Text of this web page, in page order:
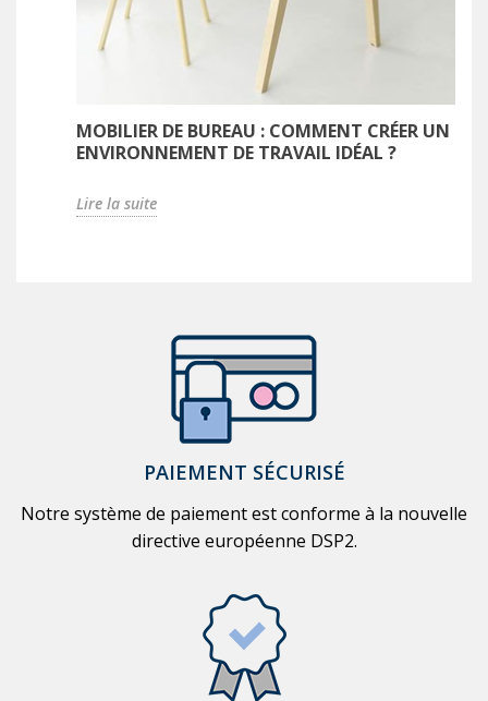
MOBILIER DE BUREAU : COMMENT CRÉER UN
ENVIRONNEMENT DE TRAVAIL IDÉAL ?
Lire la suite
PAIEMENT SÉCURISÉ
Notre système de paiement est conforme à la nouvelle
directive européenne DSP2.